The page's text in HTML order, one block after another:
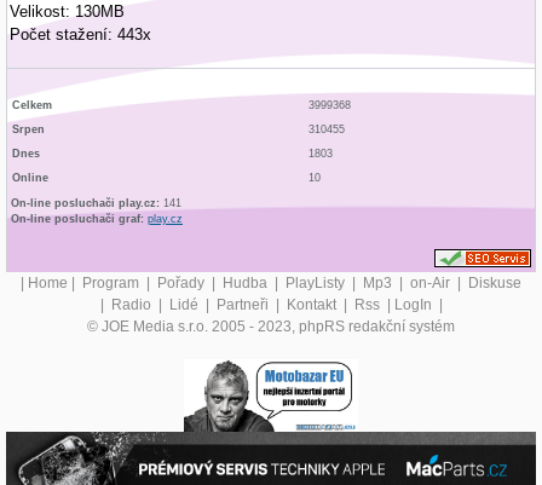
Velikost: 130MB
Počet stažení: 443x
Celkem
3999368
Srpen
310455
Dnes
1803
Online
10
On-line posluchači play.cz: 141
On-line posluchači graf: play.cz
| Home | Program | Pořady | Hudba | PlayListy | Mp3 | on-Air | Diskuse
| Radio | Lidé | Partneři | Kontakt | Rss | LogIn |
© JOE Media s.r.o. 2005 - 2023, phpRS redakční systém